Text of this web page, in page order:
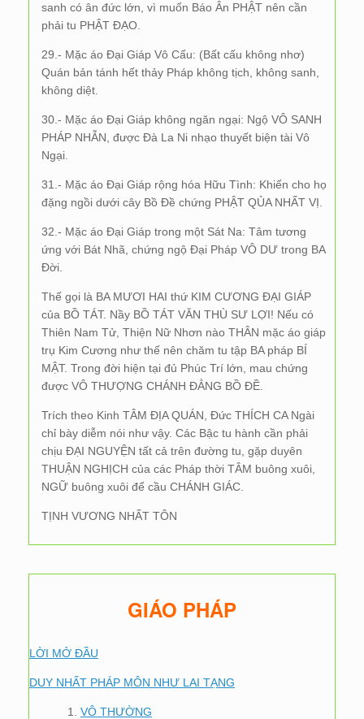
sanh có ân đức lớn, vì muốn Báo Ân PHẬT nên cần
phải tu PHẬT ĐẠO.
29.- Mặc áo Đại Giáp Vô Cấu: (Bất cấu không nhơ)
Quán bản tánh hết thảy Pháp không tịch, không sanh,
không diệt.
30.- Mặc áo Đại Giáp không ngăn ngại: Ngộ VÔ SANH
PHÁP NHẪN, được Đà La Ni nhạo thuyết biện tài Vô
Ngại.
31.- Mặc áo Đại Giáp rộng hóa Hữu Tình: Khiến cho họ
đặng ngồi dưới cây Bồ Đề chứng PHẬT QỦA NHẤT VỊ.
32.- Mặc áo Đại Giáp trong một Sát Na: Tâm tương
ứng với Bát Nhã, chứng ngộ Đại Pháp VÔ DƯ trong BA
Đời.
Thế gọi là BA MƯƠI HAI thứ KIM CƯƠNG ĐẠI GIÁP
của BỒ TÁT. Nầy BỒ TÁT VĂN THÙ SƯ LỢI! Nếu có
Thiên Nam Tử, Thiện Nữ Nhơn nào THÂN mặc áo giáp
trụ Kim Cương như thế nên chăm tu tập BA pháp BÍ
MẬT. Trong đời hiện tại đủ Phúc Trí lớn, mau chứng
được VÔ THƯỢNG CHÁNH ĐẲNG BỒ ĐỀ.
Trích theo Kinh TÂM ĐỊA QUÁN, Đức THÍCH CA Ngài
chỉ bày diễm nói như vậy. Các Bậc tu hành cần phải
chịu ĐẠI NGUYỆN tất cả trên đường tu, gặp duyên
THUẬN NGHỊCH của các Pháp thời TÂM buông xuôi,
NGỮ buông xuôi để cầu CHÁNH GIÁC.
TỊNH VƯƠNG NHẤT TÔN
GIÁO PHÁP
LỜI MỞ ĐẦU
DUY NHẤT PHÁP MÔN NHƯ LAI TẠNG
VÔ THƯỜNG